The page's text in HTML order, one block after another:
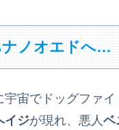
ナノオエドへ…
宇宙でドッグファイ
イジが現れ、悪人ベ